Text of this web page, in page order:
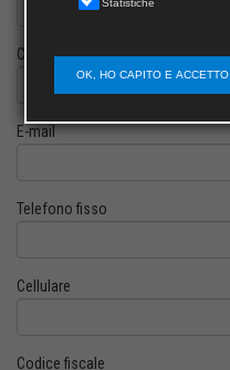
Cognome
E-mail
Telefono fisso
Cellulare
Codice fiscale
Statistiche
OK, HO CAPITO E ACCETTO